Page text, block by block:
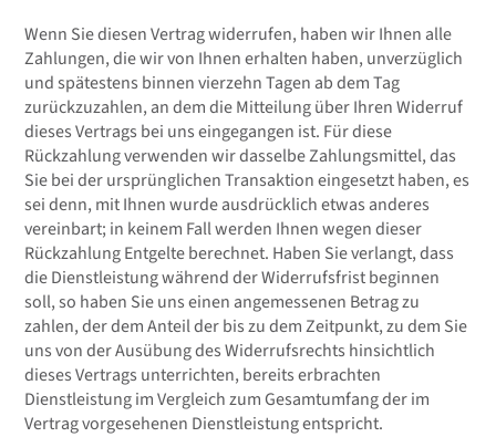
Wenn Sie diesen Vertrag widerrufen, haben wir Ihnen alle
Zahlungen, die wir von Ihnen erhalten haben, unverzüglich
und spätestens binnen vierzehn Tagen ab dem Tag
zurückzuzahlen, an dem die Mitteilung über Ihren Widerruf
dieses Vertrags bei uns eingegangen ist. Für diese
Rückzahlung verwenden wir dasselbe Zahlungsmittel, das
Sie bei der ursprünglichen Transaktion eingesetzt haben, es
sei denn, mit Ihnen wurde ausdrücklich etwas anderes
vereinbart; in keinem Fall werden Ihnen wegen dieser
Rückzahlung Entgelte berechnet. Haben Sie verlangt, dass
die Dienstleistung während der Widerrufsfrist beginnen
soll, so haben Sie uns einen angemessenen Betrag zu
zahlen, der dem Anteil der bis zu dem Zeitpunkt, zu dem Sie
uns von der Ausübung des Widerrufsrechts hinsichtlich
dieses Vertrags unterrichten, bereits erbrachten
Dienstleistung im Vergleich zum Gesamtumfang der im
Vertrag vorgesehenen Dienstleistung entspricht.